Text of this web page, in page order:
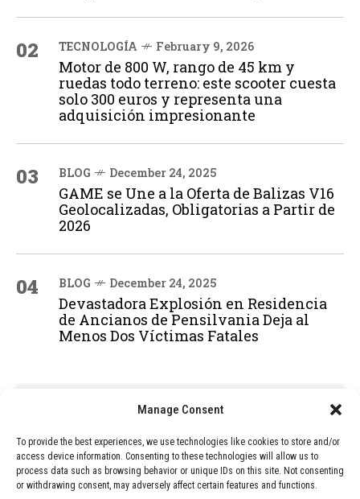
Manage Consent
To provide the best experiences, we use technologies like cookies to store and/or
access device information. Consenting to these technologies will allow us to
process data such as browsing behavior or unique IDs on this site. Not consenting
or withdrawing consent, may adversely affect certain features and functions.
02 TECNOLOGÍA February 9, 2026
Motor de 800 W, rango de 45 km y
ruedas todo terreno: este scooter cuesta
solo 300 euros y representa una
adquisición impresionante
03 BLOG December 24, 2025
GAME se Une a la Oferta de Balizas V16
Geolocalizadas, Obligatorias a Partir de
2026
04 BLOG December 24, 2025
Devastadora Explosión en Residencia
de Ancianos de Pensilvania Deja al
Menos Dos Víctimas Fatales